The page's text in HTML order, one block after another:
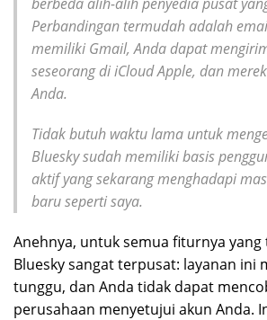
Perbandingan termudah adalah
memiliki Gmail, Anda dapat
seseorang di iCloud Apple, dan
Anda.
Tidak butuh waktu lama untuk
Bluesky sudah memiliki basis
aktif yang sekarang menghadapi
baru seperti saya.
Anehnya, untuk semua fiturnya
Bluesky sangat terpusat: layanan ini
tunggu, dan Anda tidak dapat
perusahaan menyetujui akun Anda.